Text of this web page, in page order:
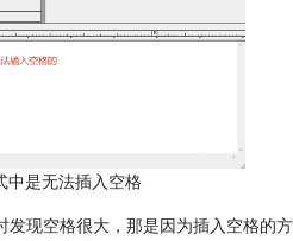
中是无法插入空格
发现空格很大，那是因为插入空格的方